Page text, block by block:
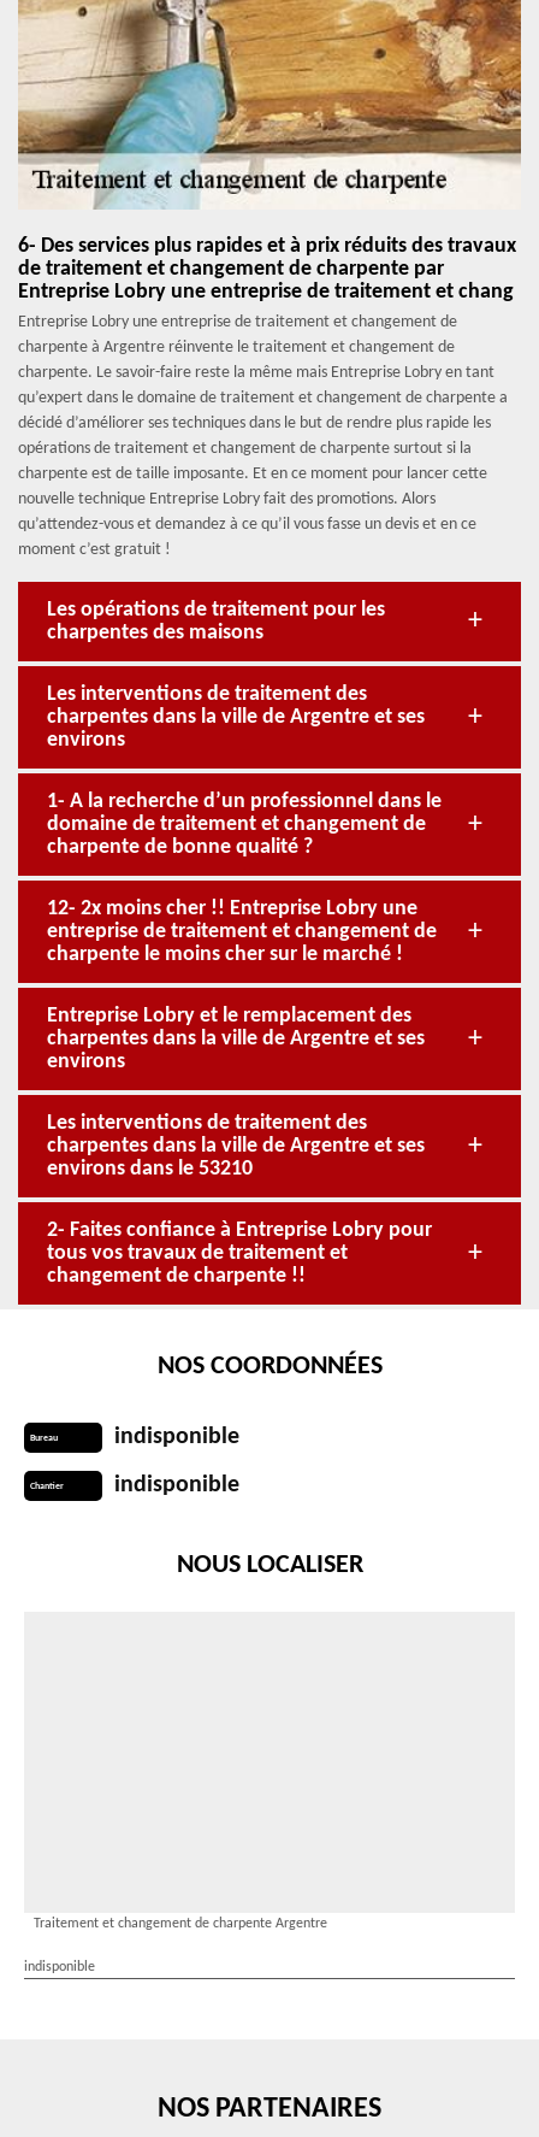
6- Des services plus rapides et à prix réduits des travaux
de traitement et changement de charpente par
Entreprise Lobry une entreprise de traitement et chang
Entreprise Lobry une entreprise de traitement et changement de
charpente à Argentre réinvente le traitement et changement de
charpente. Le savoir-faire reste la même mais Entreprise Lobry en tant
qu’expert dans le domaine de traitement et changement de charpente a
décidé d’améliorer ses techniques dans le but de rendre plus rapide les
opérations de traitement et changement de charpente surtout si la
charpente est de taille imposante. Et en ce moment pour lancer cette
nouvelle technique Entreprise Lobry fait des promotions. Alors
qu’attendez-vous et demandez à ce qu’il vous fasse un devis et en ce
moment c’est gratuit !
Les opérations de traitement pour les
charpentes des maisons
Les interventions de traitement des
charpentes dans la ville de Argentre et ses
environs
1- A la recherche d’un professionnel dans le
domaine de traitement et changement de
charpente de bonne qualité ?
12- 2x moins cher !! Entreprise Lobry une
entreprise de traitement et changement de
charpente le moins cher sur le marché !
Entreprise Lobry et le remplacement des
charpentes dans la ville de Argentre et ses
environs
Les interventions de traitement des
charpentes dans la ville de Argentre et ses
environs dans le 53210
2- Faites confiance à Entreprise Lobry pour
tous vos travaux de traitement et
changement de charpente !!
NOS COORDONNÉES
Bureau indisponible
Chantier indisponible
NOUS LOCALISER
Traitement et changement de charpente Argentre
indisponible
NOS PARTENAIRES